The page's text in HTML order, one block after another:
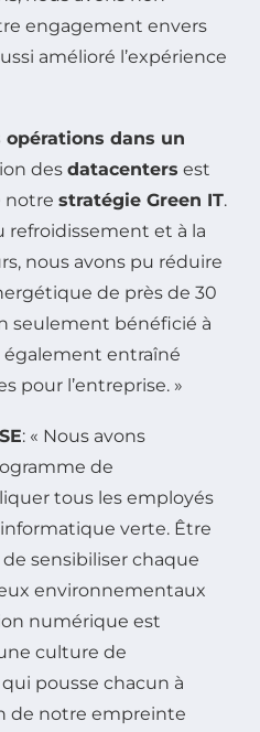
engagement envers
amélioré l’expérience
dans un
des datacenters est
notre stratégie Green IT.
refroidissement et à la
nous avons pu réduire
de près de 30
seulement bénéficié à
également entraîné
pour l’entreprise. »
: « Nous avons
de
tous les employés
verte. Être
sensibiliser chaque
environnementaux
numérique est
culture de
pousse chacun à
de notre empreinte